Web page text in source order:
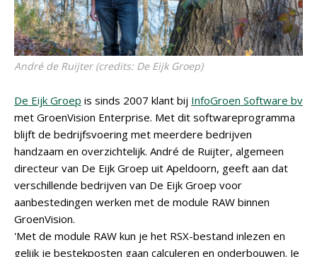
André de Ruijter (credits: De Eijk Groep)
De Eijk Groep is sinds 2007 klant bij InfoGroen Software bv
met GroenVision Enterprise. Met dit softwareprogramma
blijft de bedrijfsvoering met meerdere bedrijven
handzaam en overzichtelijk. André de Ruijter, algemeen
directeur van De Eijk Groep uit Apeldoorn, geeft aan dat
verschillende bedrijven van De Eijk Groep voor
aanbestedingen werken met de module RAW binnen
GroenVision.
'Met de module RAW kun je het RSX-bestand inlezen en
gelijk je bestekposten gaan calculeren en onderbouwen. Je